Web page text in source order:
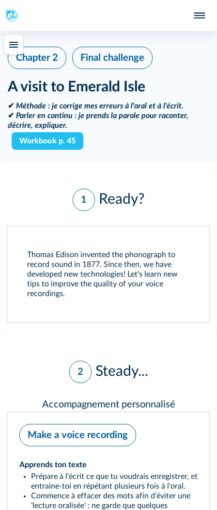
Chapter 2 Final challenge
A visit to Emerald Isle
✔ Méthode : je corrige mes erreurs à l'oral et à l'écrit.
✔ Parler en continu : je prends la parole pour raconter,
décrire, expliquer.
Workbook p. 45
1 Ready?
Thomas Edison invented the phonograph to
record sound in 1877. Since then, we have
developed new technologies! Let's learn new
tips to improve the quality of your voice
recordings.
2 Steady...
Accompagnement personnalisé
Make a voice recording
Apprends ton texte
Prépare à l'écrit ce que tu voudrais enregistrer, et
entraine-toi en répétant plusieurs fois à l'oral.
Commence à effacer des mots afin d'éviter une
‘lecture oralisée' : ne garde que quelques